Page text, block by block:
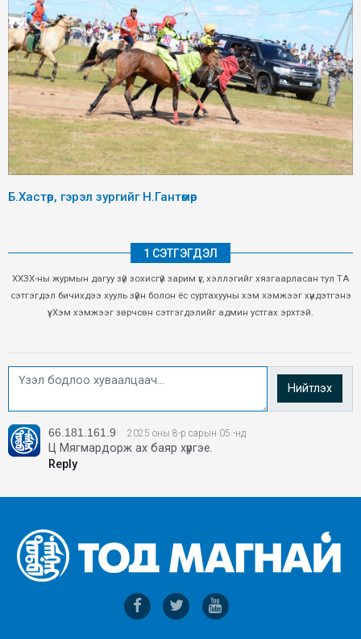
Б.Хастөр, гэрэл зургийг Н.Гантөмөр
1 СЭТГЭГДЭЛ
ХХЗХ-ны журмын дагуу зүй зохисгүй зарим үг, хэллэгийг хязгаарласан тул ТА
сэтгэгдэл бичихдээ хууль зүйн болон ёс суртахууны хэм хэмжээг хүндэтгэнэ
үү. Хэм хэмжээг зөрчсөн сэтгэгдэлийг админ устгах эрхтэй.
Нийтлэх
66.181.161.9 2025 оны 8-р сарын 05 -нд
Ц Мягмардорж ах баяр хүргэе.
Reply